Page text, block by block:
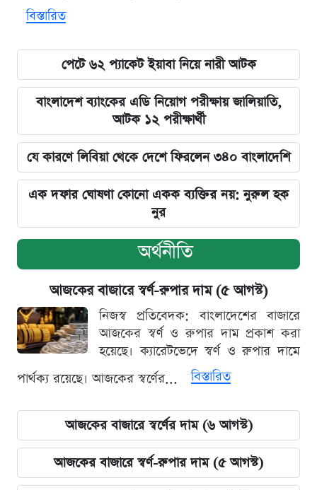
বিস্তারিত
পেটে ৬২ প্যাকেট ইয়াবা নিয়ে নারী আটক
বাংলাদেশ ব্যাংকের এডি নিয়োগ পরীক্ষায় জালিয়াতি,
আটক ১২ পরীক্ষার্থী
যে কারণে লিবিয়া থেকে দেশে ফিরলেন ৩৪০ বাংলাদেশি
এক দফার ঘোষণা কোনো একক ব্যক্তির নয়: নুরুল হক
নুর
অর্থনীতি
আজকের বাজারে স্বর্ণ-রুপার দাম (৫ আগস্ট)
নিজস্ব প্রতিবেদক: বাংলাদেশের বাজারে
আজকের স্বর্ণ ও রুপার দাম প্রকাশ করা
হয়েছে। ক্যারেটভেদে স্বর্ণ ও রুপার দামে
পার্থক্য রয়েছে। আজকের স্বর্ণের...
বিস্তারিত
আজকের বাজারে স্বর্ণের দাম (৬ আগস্ট)
আজকের বাজারে স্বর্ণ-রুপার দাম (৫ আগস্ট)